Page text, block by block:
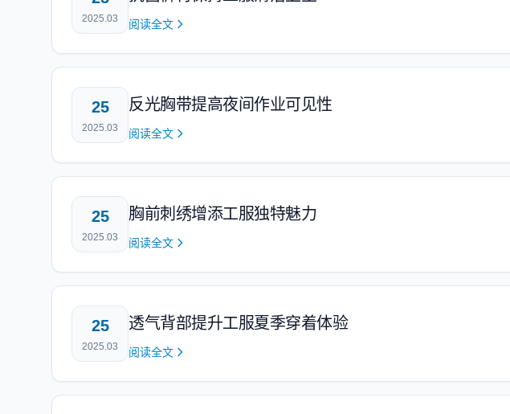
2025.03 阅读全文
25
2025.03
反光胸带提高夜间作业可见性
阅读全文
25
2025.03
胸前刺绣增添工服独特魅力
阅读全文
25
2025.03
透气背部提升工服夏季穿着体验
阅读全文